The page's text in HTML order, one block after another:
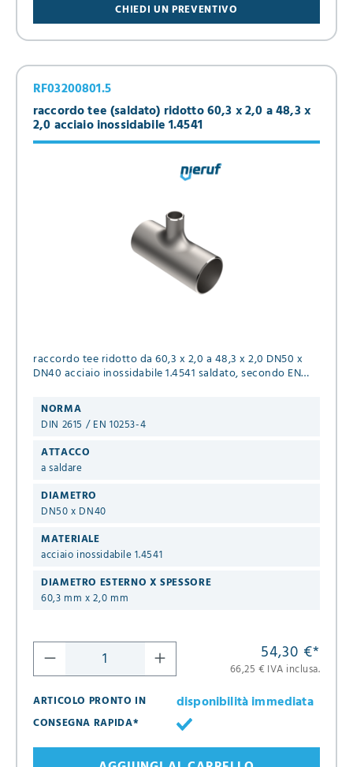
CHIEDI UN PREVENTIVO
raccordo tee (saldato) ridotto 60,3 x 2,0 a 48,3 x
2,0 acciaio inossidabile 1.4541
RF03200801.5
raccordo tee ridotto da 60,3 x 2,0 a 48,3 x 2,0 DN50 x
DN40 acciaio inossidabile 1.4541 saldato, secondo EN
NORMA
DIN 2615 / EN 10253-4
ATTACCO
a saldare
DIAMETRO
DN50 x DN40
MATERIALE
acciaio inossidabile 1.4541
DIAMETRO ESTERNO X SPESSORE
60,3 mm x 2,0 mm
54,30 €*
66,25 € IVA inclusa.
ARTICOLO PRONTO IN
disponibilità immediata
CONSEGNA RAPIDA*